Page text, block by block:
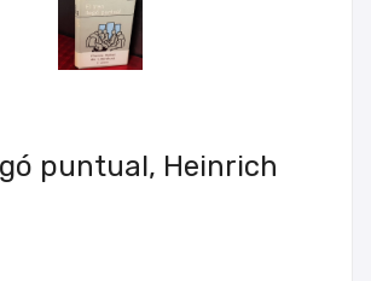
puntual, Heinrich